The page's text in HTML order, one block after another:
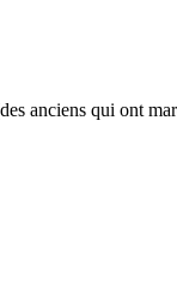
anciens qui ont